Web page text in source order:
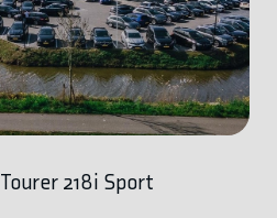
218i Sport